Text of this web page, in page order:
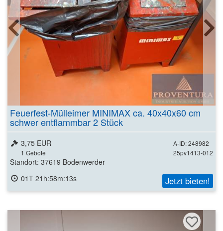
Feuerfest-Mülleimer MINIMAX ca. 40x40x60 cm
schwer entflammbar 2 Stück
A-ID: 248982
25pv1413-012
3,75 EUR
1 Gebote
Standort: 37619 Bodenwerder
01T 21h:58m:11s
Jetzt bieten!